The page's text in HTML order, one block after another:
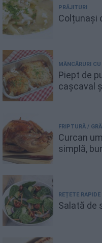
PRĂJITURI
Colțunași
MÂNCĂRURI CU
Piept de
cașcaval
FRIPTURĂ /
Curcan
simplă,
REȚETE RAPIDE
Salată de